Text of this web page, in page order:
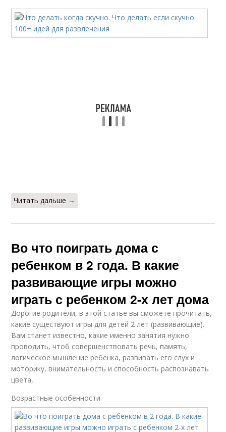
Читать дальше →
Во что поиграть дома с
ребенком в 2 года. В какие
развивающие игры можно
играть с ребенком 2-х лет дома
Дорогие родители, в этой статье вы сможете прочитать,
какие существуют игры для детей 2 лет (развивающие).
Вам станет известно, какие именно занятия нужно
проводить, чтоб совершенствовать речь, память,
логическое мышление ребенка, развивать его слух и
моторику, внимательность и способность распознавать
цвета,.
Возрастные особенности